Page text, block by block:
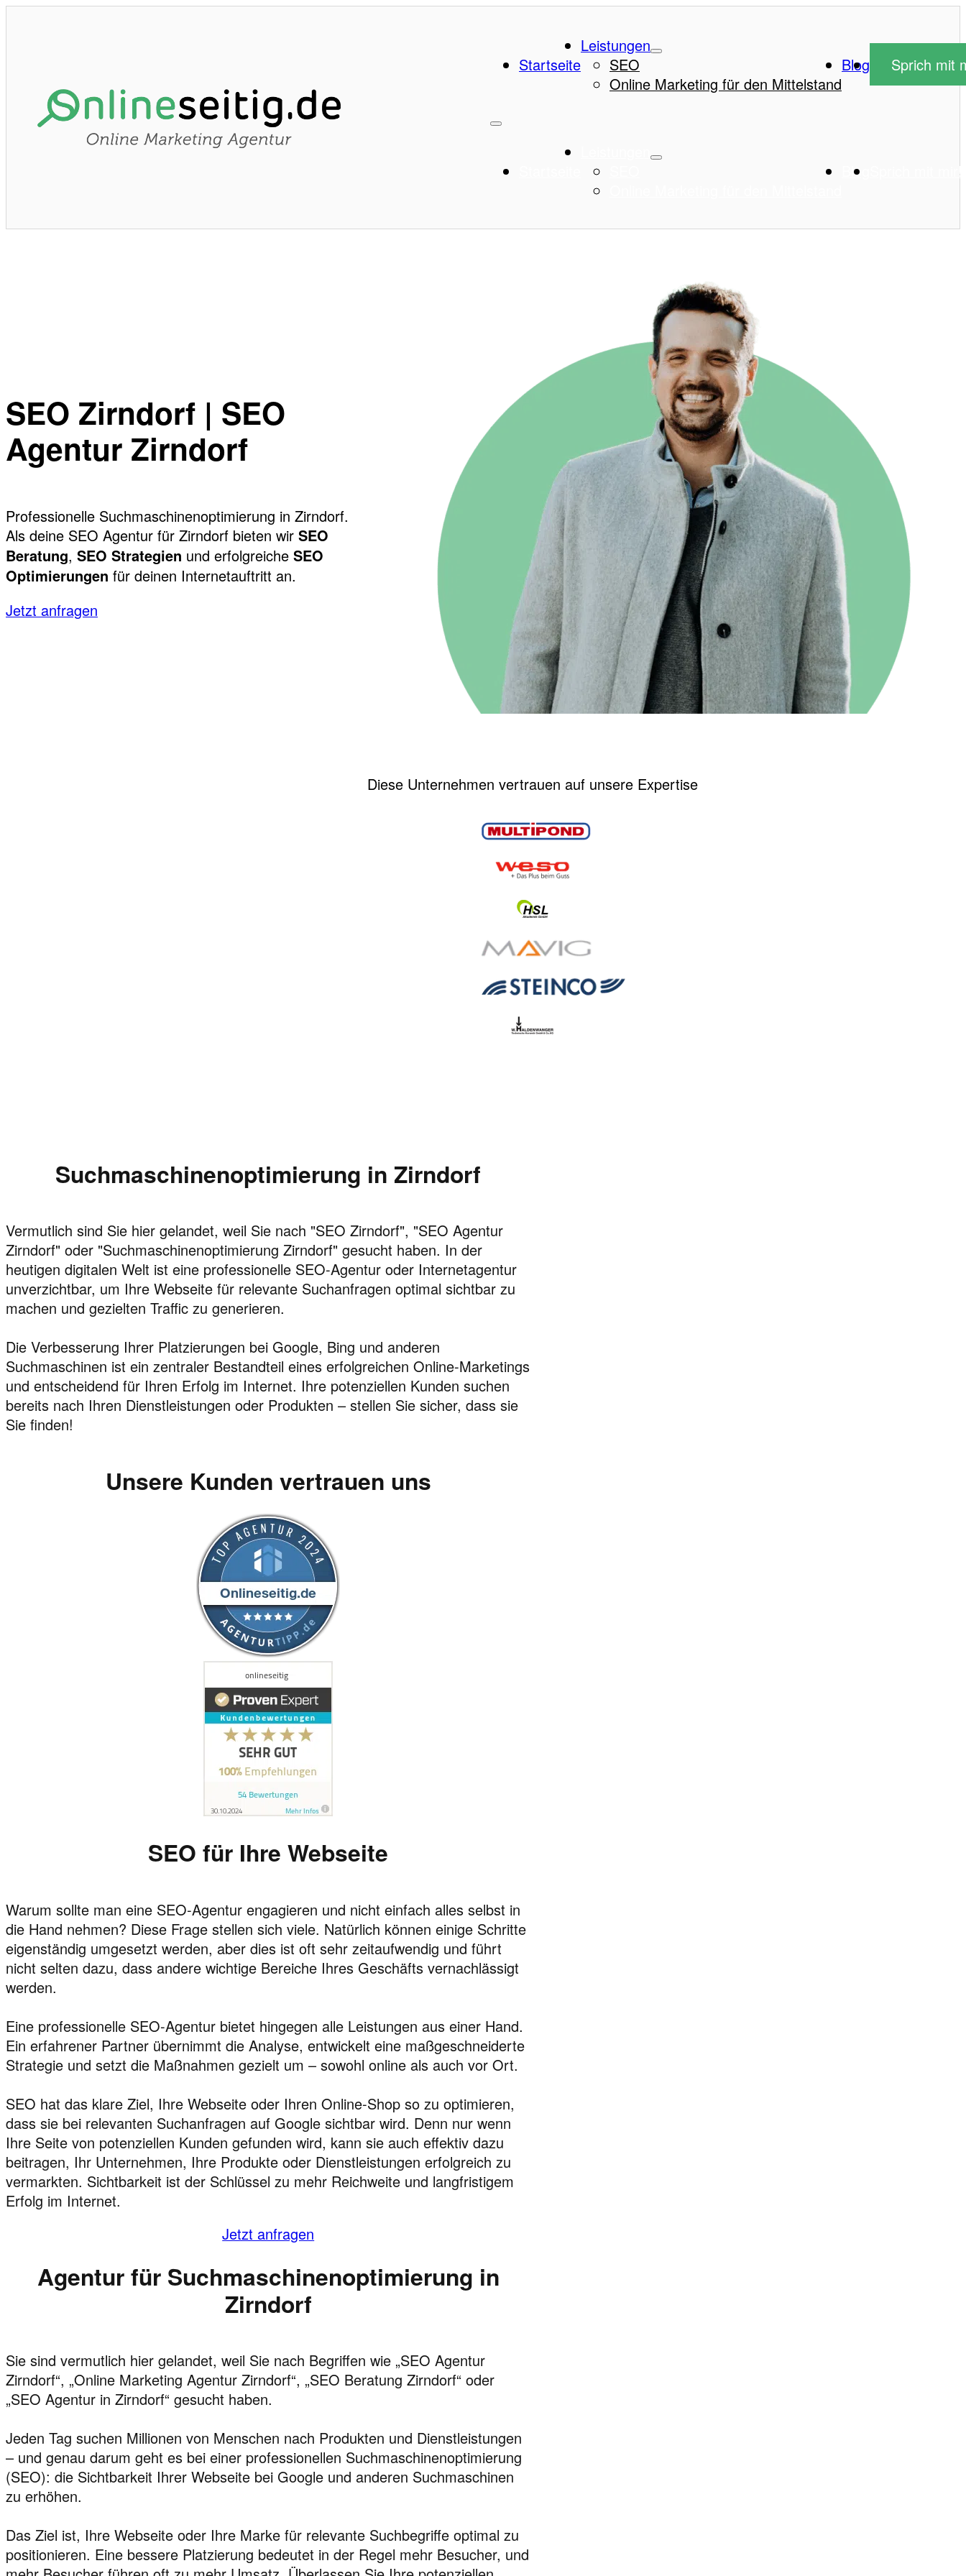
Startseite
Leistungen
SEO
Online Marketing für den Mittelstand
Blog Sprich mit
Blog Sprich mit mir!
SEO Zirndorf | SEO
Agentur Zirndorf
Professionelle Suchmaschinenoptimierung in Zirndorf.
Als deine SEO Agentur für Zirndorf bieten wir SEO
Beratung, SEO Strategien und erfolgreiche SEO
Optimierungen für deinen Internetauftritt an.
Jetzt anfragen
Diese Unternehmen vertrauen auf unsere Expertise
Suchmaschinenoptimierung in Zirndorf
Vermutlich sind Sie hier gelandet, weil Sie nach "SEO Zirndorf", "SEO Agentur
Zirndorf" oder "Suchmaschinenoptimierung Zirndorf" gesucht haben. In der
heutigen digitalen Welt ist eine professionelle SEO-Agentur oder Internetagentur
unverzichtbar, um Ihre Webseite für relevante Suchanfragen optimal sichtbar zu
machen und gezielten Traffic zu generieren.
Die Verbesserung Ihrer Platzierungen bei Google, Bing und anderen
Suchmaschinen ist ein zentraler Bestandteil eines erfolgreichen Online-Marketings
und entscheidend für Ihren Erfolg im Internet. Ihre potenziellen Kunden suchen
bereits nach Ihren Dienstleistungen oder Produkten – stellen Sie sicher, dass sie
Sie finden!
Unsere Kunden vertrauen uns
SEO für Ihre Webseite
Warum sollte man eine SEO-Agentur engagieren und nicht einfach alles selbst in
die Hand nehmen? Diese Frage stellen sich viele. Natürlich können einige Schritte
eigenständig umgesetzt werden, aber dies ist oft sehr zeitaufwendig und führt
nicht selten dazu, dass andere wichtige Bereiche Ihres Geschäfts vernachlässigt
werden.
Eine professionelle SEO-Agentur bietet hingegen alle Leistungen aus einer Hand.
Ein erfahrener Partner übernimmt die Analyse, entwickelt eine maßgeschneiderte
Strategie und setzt die Maßnahmen gezielt um – sowohl online als auch vor Ort.
SEO hat das klare Ziel, Ihre Webseite oder Ihren Online-Shop so zu optimieren,
dass sie bei relevanten Suchanfragen auf Google sichtbar wird. Denn nur wenn
Ihre Seite von potenziellen Kunden gefunden wird, kann sie auch effektiv dazu
beitragen, Ihr Unternehmen, Ihre Produkte oder Dienstleistungen erfolgreich zu
vermarkten. Sichtbarkeit ist der Schlüssel zu mehr Reichweite und langfristigem
Erfolg im Internet.
Jetzt anfragen
Agentur für Suchmaschinenoptimierung in
Zirndorf
Sie sind vermutlich hier gelandet, weil Sie nach Begriffen wie „SEO Agentur
Zirndorf“, „Online Marketing Agentur Zirndorf“, „SEO Beratung Zirndorf“ oder
„SEO Agentur in Zirndorf“ gesucht haben.
Jeden Tag suchen Millionen von Menschen nach Produkten und Dienstleistungen
– und genau darum geht es bei einer professionellen Suchmaschinenoptimierung
(SEO): die Sichtbarkeit Ihrer Webseite bei Google und anderen Suchmaschinen
zu erhöhen.
Das Ziel ist, Ihre Webseite oder Ihre Marke für relevante Suchbegriffe optimal zu
positionieren. Eine bessere Platzierung bedeutet in der Regel mehr Besucher, und